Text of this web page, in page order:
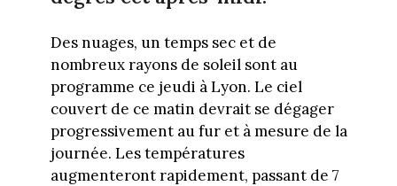
Des nuages, un temps sec et de
nombreux rayons de soleil sont au
programme ce jeudi à Lyon. Le ciel
couvert de ce matin devrait se dégager
progressivement au fur et à mesure de la
journée. Les températures
augmenteront rapidement, passant de 7